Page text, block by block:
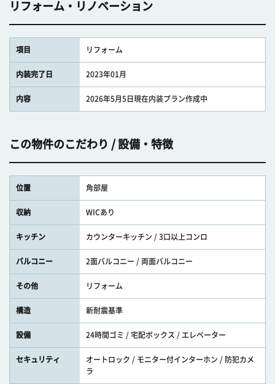
リフォーム・リノベーション
項目 リフォーム
内装完了日 2023年01月
内容 2026年5月5日現在内装プラン作成中
この物件のこだわり / 設備・特徴
位置 角部屋
収納 WICあり
キッチン カウンターキッチン / 3口以上コンロ
バルコニー 2面バルコニー / 両面バルコニー
その他 リフォーム
構造 新耐震基準
設備 24時間ゴミ / 宅配ボックス / エレベーター
セキュリティ
オートロック / モニター付インターホン / 防犯カメ
ラ